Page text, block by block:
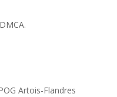
Artois-Flandres